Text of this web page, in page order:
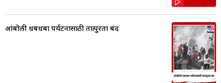
आंबोली धबधबा पर्यटनासाठी तात्पुरता बंद